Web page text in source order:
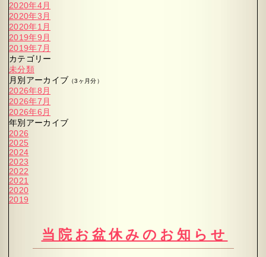
2020年4月
2020年3月
2020年1月
2019年9月
2019年7月
カテゴリー
未分類
月別アーカイブ （3ヶ月分）
2026年8月
2026年7月
2026年6月
年別アーカイブ
2026
2025
2024
2023
2022
2021
2020
2019
当院お盆休みのお知らせ